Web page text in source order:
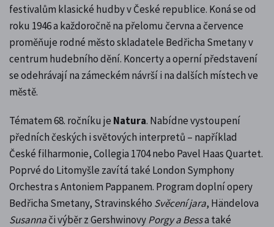
festivalům klasické hudby v České republice. Koná se od
roku 1946 a každoročně na přelomu června a července
proměňuje rodné město skladatele Bedřicha Smetany v
centrum hudebního dění. Koncerty a operní představení
se odehrávají na zámeckém návrší i na dalších místech ve
městě.
Tématem 68. ročníku je Natura. Nabídne vystoupení
předních českých i světových interpretů – například
České filharmonie, Collegia 1704 nebo Pavel Haas Quartet.
Poprvé do Litomyšle zavítá také London Symphony
Orchestra s Antoniem Pappanem. Program doplní opery
Bedřicha Smetany, Stravinského Svěcení jara, Händelova
Susannači výběr z GershwinovyPorgy a Bessa také